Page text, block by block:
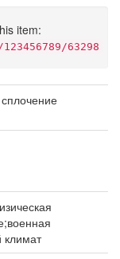
item:
63298
климат